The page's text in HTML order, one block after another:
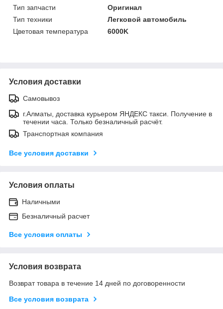
Тип запчасти
Оригинал
Тип техники
Легковой автомобиль
Цветовая температура
6000K
Условия доставки
Самовывоз
г.Алматы, доставка курьером ЯНДЕКС такси. Получение в
течении часа. Только безналичный расчёт.
Транспортная компания
Все условия доставки
Условия оплаты
Наличными
Безналичный расчет
Все условия оплаты
Условия возврата
Возврат товара в течение 14 дней по договоренности
Все условия возврата